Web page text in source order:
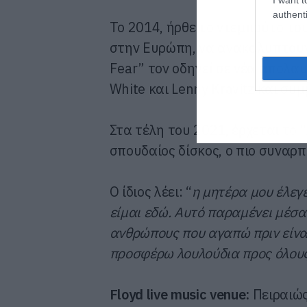
Το 2014, ήρθε το ντεμπούτο
στην Ευρώπη, να
Fear” τον οδηγεί σε νέα
White και Lenny Kravitz και
Στα τέλη του 2021, έρχεται το
σπουδαίος δίσκος, ο πιο
Ο ίδιος λέει: “η μητέρα μου
είμαι εδώ. Αυτό παραμένει
ανθρώπους που αγαπώ πριν
προσφέρω λουλούδια προς
Floyd livemusicvenue: